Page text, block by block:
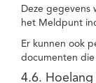
Deze gegevens
het Meldpunt
Er kunnen ook
documenten
4.6.